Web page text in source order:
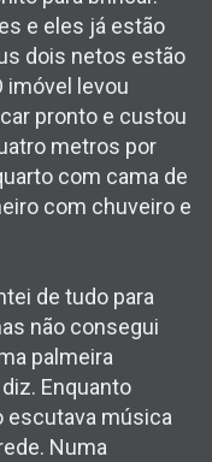
e eles já estão
dois netos estão
imóvel levou
pronto e custou
metros por
com cama de
com chuveiro e
de tudo para
não consegui
palmeira
Enquanto
escutava música
Numa